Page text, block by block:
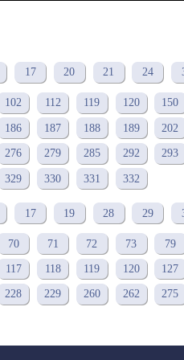
17 20 21 24
102 112 119 120 150
186 187 188 189 202
276 279 285 292 293
329 330 331 332
17 19 28 29
70 71 72 73 79
117 118 119 120 127
228 229 260 262 275